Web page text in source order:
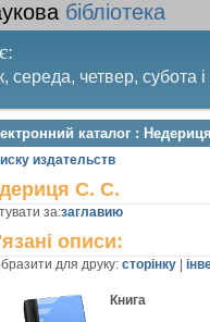
бібліотека
середа, четвер, субота
Останній четвер
каталог :
издательств
С. С.
за:заглавию
описи:
для друку: сторінку
Книга